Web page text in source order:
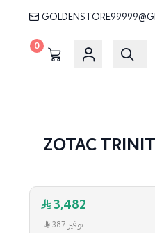
0
3,482
توفير 387